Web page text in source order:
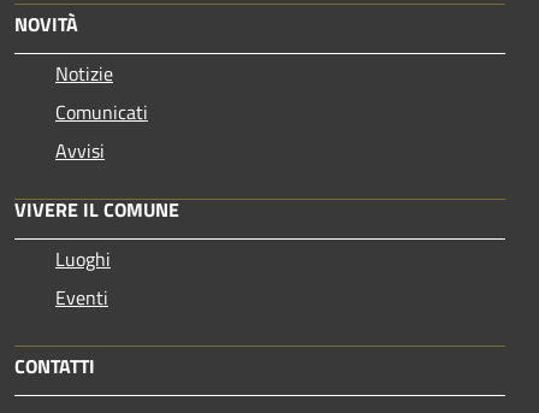
NOVITÀ
Notizie
Comunicati
Avvisi
VIVERE IL COMUNE
Luoghi
Eventi
CONTATTI